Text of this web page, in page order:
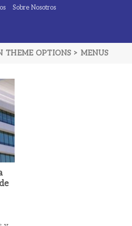
Sobre Nosotros
THEME OPTIONS > MENUS